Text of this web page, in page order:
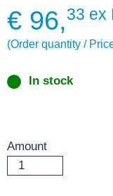
€ 96,33 ex
(Order quantity /
In stock
Amount